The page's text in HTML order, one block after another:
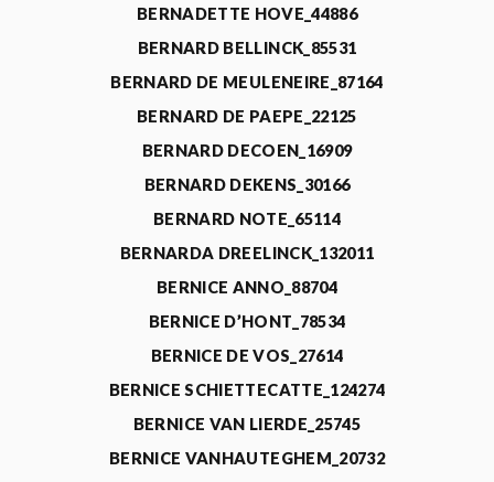
BERNADETTE HOVE_44886
BERNARD BELLINCK_85531
BERNARD DE MEULENEIRE_87164
BERNARD DE PAEPE_22125
BERNARD DECOEN_16909
BERNARD DEKENS_30166
BERNARD NOTE_65114
BERNARDA DREELINCK_132011
BERNICE ANNO_88704
BERNICE D’HONT_78534
BERNICE DE VOS_27614
BERNICE SCHIETTECATTE_124274
BERNICE VAN LIERDE_25745
BERNICE VANHAUTEGHEM_20732